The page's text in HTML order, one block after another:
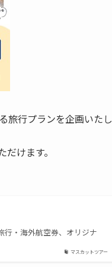
旅行プランを企画いたし
けます。
マスカットツアー
行・海外航空券、オリジナ